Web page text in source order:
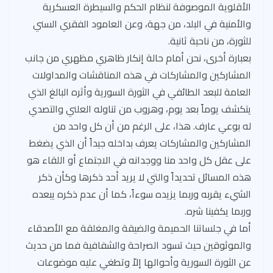
الأقلوية الموصوفة لنظام الحكم والسيطرة العسكرية
والأمنية في البلد، من جهة، وعن العامود الفقري السني
للثورة، من ناحية ثانية.
بعبارة أخرى، نحن أمام حالة إنكار ظاهري مظهري من جانب
المشاركين والمشاركات في هذه المناقشات والمداولات
العامة للبعد الطائفي في الثورة السورية وأثره البالغ الذي
يتكشف يوماً بعد يوم، وهروب من تناوله العلني والتصدي
له بوعي عارف. هذا، على الرغم من أن كل واحد من
المشاركين والمشاركات يعرف بداخله جيداً أن الذي يضغط
على عقل كل واحد منا ووجدانه في الاجتماع أو اللقاء هو
هذه المسائل تحديداً والتي لا يريد أحد ذكرها وكأن ذكر
الشيء يقربه وربما يزيده سوءاً، كما أن عدم ذكره يبعده
وربما يكفينا شره.
أما في جلساتنا الحميمة والضيقة والمغلقة مع الأصدقاء
والموثوقين حيث تسود الصراحة والشفافية فما من حديث
عن الثورة السورية وأحوالها إلاّ وتطغي عليه موضوعات